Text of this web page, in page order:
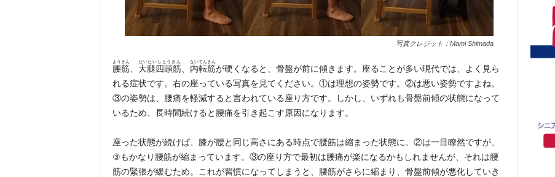
写真クレジット：Mami Shimada
腰筋
ようきん
、 大腿四頭筋
だいたいしとうきん
、 内転筋
ないてんきん
が硬くなると、骨盤が前に傾きます。座ることが多い現代では、よく見ら
れる症状です。右の座っている写真を見てください。①は理想の姿勢です。②は悪い姿勢ですよね。
③の姿勢は、腰痛を軽減すると言われている座り方です。しかし、いずれも骨盤前傾の状態になって
いるため、長時間続けると腰痛を引き起こす原因になります。
座った状態が続けば、膝が腰と同じ高さにある時点で腰筋は縮まった状態に。②は一目瞭然ですが、
③もかなり腰筋が縮まっています。③の座り方で最初は腰痛が楽になるかもしれませんが、それは腰
筋の緊張が緩むため。これが習慣になってしまうと、腰筋がさらに縮まり、骨盤前傾が悪化していき